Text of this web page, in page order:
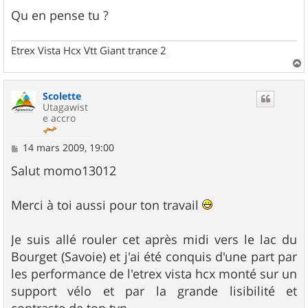
Qu en pense tu ?
Etrex Vista Hcx Vtt Giant trance 2
a
Scolette
Utagawist
e accro
M
s
s
g
e
14 mars 2009, 19:00
Salut momo13012
Merci à toi aussi pour ton travail
Je suis allé rouler cet après midi vers le lac du
Bourget (Savoie) et j'ai été conquis d'une part par
les performance de l'etrex vista hcx monté sur un
support vélo et par la grande lisibilité et